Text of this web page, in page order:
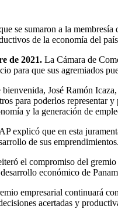
se sumaron a la
de la economía del
de 2021. La Cámara de
para que sus agremiados
bienvenida, José Ramón
para poderlos representar
y la generación de
explicó que en esta
de sus emprendimientos.
el compromiso del
económico de
empresarial continuará
acertadas y